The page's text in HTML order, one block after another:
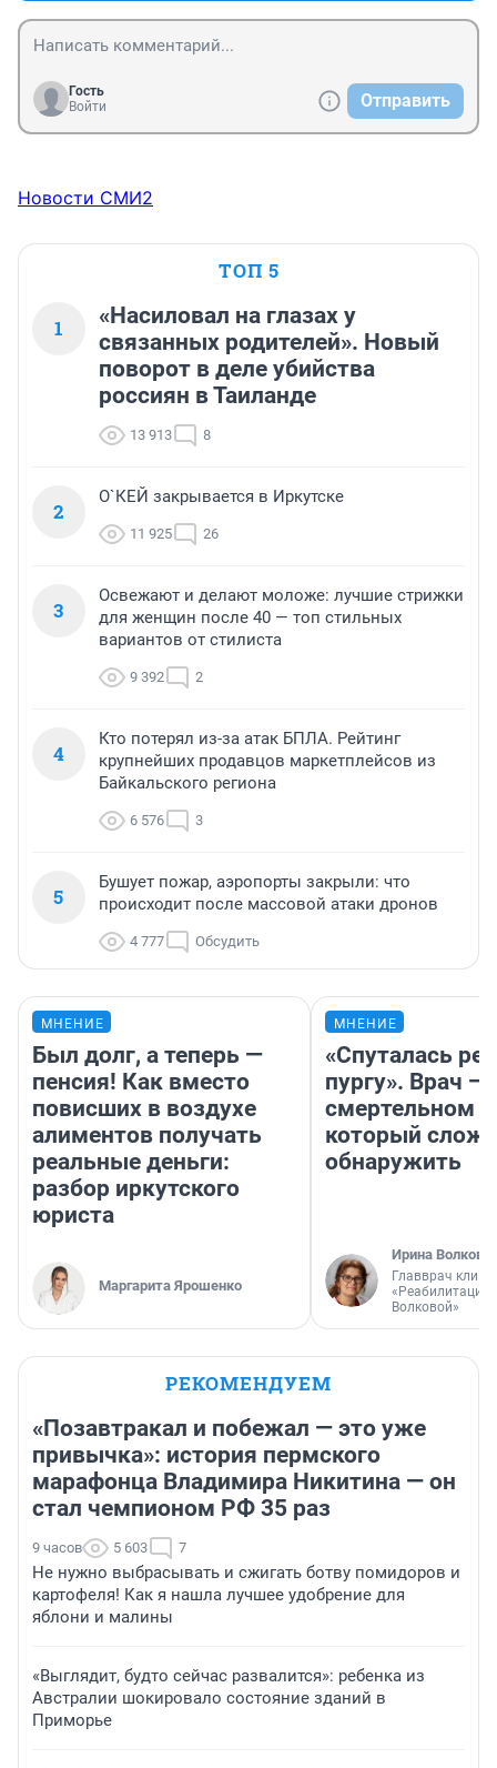
Гость
Войти
Отправить
Новости СМИ2
ТОП 5
1
«Насиловал на глазах у
связанных родителей». Новый
поворот в деле убийства
россиян в Таиланде
13 913 8
2
О`КЕЙ закрывается в Иркутске
11 925 26
3
Освежают и делают моложе: лучшие стрижки
для женщин после 40 — топ стильных
вариантов от стилиста
9 392 2
4
Кто потерял из-за атак БПЛА. Рейтинг
крупнейших продавцов маркетплейсов из
Байкальского региона
6 576 3
5
Бушует пожар, аэропорты закрыли: что
происходит после массовой атаки дронов
4 777 Обсудить
МНЕНИЕ
Был долг, а теперь —
пенсия! Как вместо
повисших в воздухе
алиментов получать
реальные деньги:
разбор иркутского
юриста
Маргарита Ярошенко
МНЕНИЕ
«Спуталась
пургу». Врач —
смертельном
который
обнаружить
Ирина Волкова
Главврач
«Реабилитация
Волковой»
РЕКОМЕНДУЕМ
«Позавтракал и побежал — это уже
привычка»: история пермского
марафонца Владимира Никитина — он
стал чемпионом РФ 35 раз
9 часов 5 603 7
Не нужно выбрасывать и сжигать ботву помидоров и
картофеля! Как я нашла лучшее удобрение для
яблони и малины
«Выглядит, будто сейчас развалится»: ребенка из
Австралии шокировало состояние зданий в
Приморье